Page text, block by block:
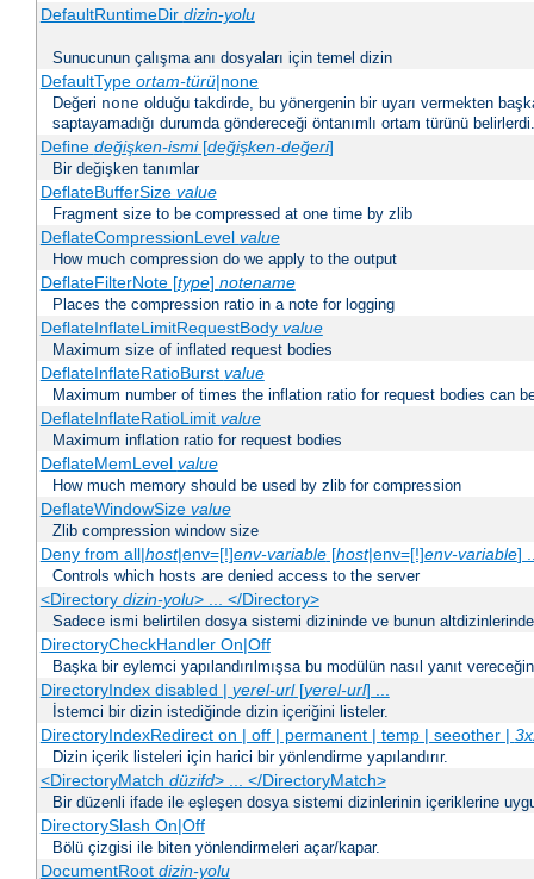
DefaultRuntimeDir dizin-yolu
Sunucunun çalışma anı dosyaları için temel dizin
DefaultType ortam-türü|none
Değeri none olduğu takdirde, bu yönergenin bir uyarı vermekten
saptayamadığı durumda göndereceği öntanımlı ortam türünü belirlerdi.
Define değişken-ismi[değişken-değeri]
Bir değişken tanımlar
DeflateBufferSize value
Fragment size to be compressed at one time by zlib
DeflateCompressionLevel value
How much compression do we apply to the output
DeflateFilterNote [type] notename
Places the compression ratio in a note for logging
DeflateInflateLimitRequestBody value
Maximum size of inflated request bodies
DeflateInflateRatioBurst value
Maximum number of times the inflation ratio for request bodies can
DeflateInflateRatioLimit value
Maximum inflation ratio for request bodies
DeflateMemLevel value
How much memory should be used by zlib for compression
DeflateWindowSize value
Zlib compression window size
Deny from all|host|env=[!]env-variable[host|env=[!]env-variable]
Controls which hosts are denied access to the server
<Directory dizin-yolu> ... </Directory>
Sadece ismi belirtilen dosya sistemi dizininde ve bunun
DirectoryCheckHandler On|Off
Başka bir eylemci yapılandırılmışsa bu modülün nasıl yanıt
DirectoryIndex disabled | yerel-url[yerel-url] ...
İstemci bir dizin istediğinde dizin içeriğini listeler.
DirectoryIndexRedirect on | off | permanent | temp | seeother |
Dizin içerik listeleri için harici bir yönlendirme yapılandırır.
<DirectoryMatch düzifd> ... </DirectoryMatch>
Bir düzenli ifade ile eşleşen dosya sistemi dizinlerinin içeriklerine
DirectorySlash On|Off
Bölü çizgisi ile biten yönlendirmeleri açar/kapar.
DocumentRoot dizin-yolu